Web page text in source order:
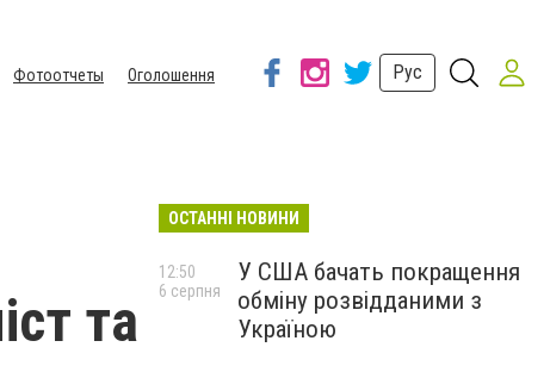
Фотоотчеты
Оголошення
Рус
та
ОСТАННІ НОВИНИ
У США бачать покращення
обміну розвідданими з
Україною
12:50
6 серпня